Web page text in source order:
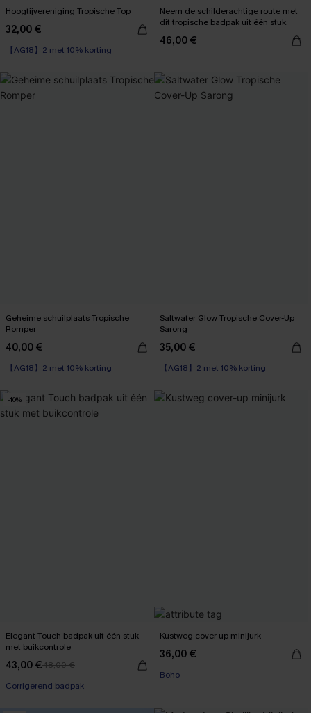
Hoogtijvereniging Tropische Top
32,00 €
【AG18】2 met 10% korting
Neem de schilderachtige route met
dit tropische badpak uit één stuk.
46,00 €
Geheime schuilplaats Tropische
Romper
40,00 €
【AG18】2 met 10% korting
Saltwater Glow Tropische Cover-Up
Sarong
35,00 €
【AG18】2 met 10% korting
-10%
Elegant Touch badpak uit één stuk
met buikcontrole
43,00 €48,00 €
【AG18】2 met 10% korting
Corrigerend badpak
Kustweg cover-up minijurk
36,00 €
【AG18】2 met 10% korting
Boho